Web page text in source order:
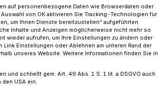
auf personenbezogene Daten wie Browserdaten oder
von OK aktivieren Sie Tracking-Technologien für
um Ihnen Dienste bereitzustellen“ aufgeführten
Inhalte und Anzeigen möglicherweise nicht mehr so
wieder aufrufen, um Ihre Einstellungen zu ändern oder
Einstellungen oder Ablehnen am unteren Rand der
unseres Website. Weitere Informationen finden Sie in
und schließt gem. Art. 49 Abs. 1 S. 1 lit. a DSGVO auch
den USA ein.